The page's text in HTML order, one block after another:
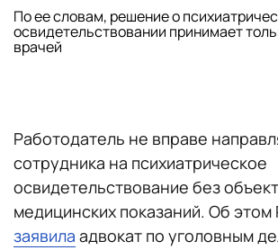
По ее словам, решение о
освидетельствовании принимает
врачей
Работодатель не вправе
сотрудника на психиатрическое
освидетельствование без
медицинских показаний. Об
заявила адвокат по уголовным